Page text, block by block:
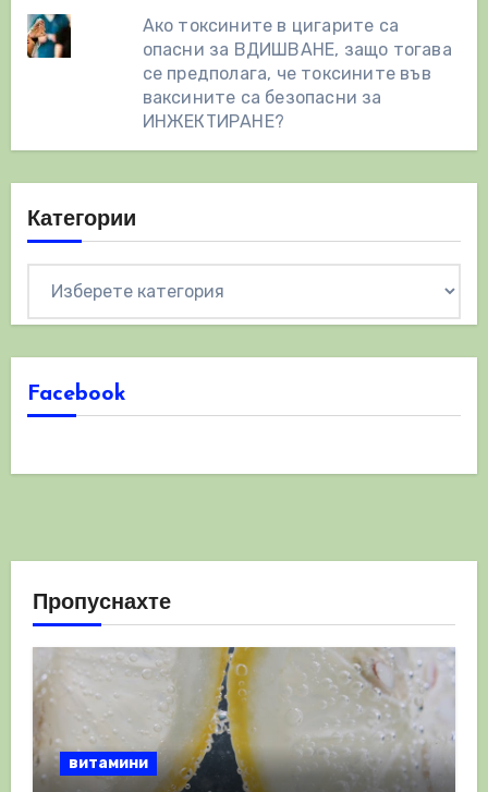
Ако токсините в цигарите са
опасни за ВДИШВАНЕ, защо тогава
се предполага, че токсините във
ваксините са безопасни за
ИНЖЕКТИРАНЕ?
Категории
Facebook
Пропуснахте
витамини